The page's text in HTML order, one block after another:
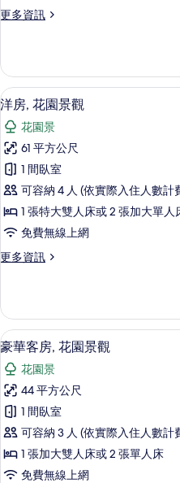
景
的
所
有
相
片
更多資訊
更
客
房,
花
園
景
觀
的
詳
情
顯
示
洋
房,
花
園
景
的
有
相
片
13
洋房, 花園景觀
花園景
61 平方公尺
1 間臥室
可容納 4 人 (依實際入住人數計
1 張特大雙人床或 2 張加大單人
免費無線上網
更多資訊
更
花
園
景
觀
的
詳
情
顯
示
豪
華
客
房,
花
7
豪華客房, 花園景觀
花園景
44 平方公尺
1 間臥室
可容納 3 人 (依實際入住人數計
1 張加大雙人床或 2 張單人床
免費無線上網